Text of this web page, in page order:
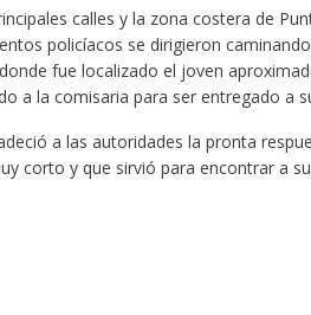
calles y la zona costera de
policíacos se dirigieron
fue localizado el joven
a la comisaria para ser entregado a
a las autoridades la pronta
corto y que sirvió para encontrar a